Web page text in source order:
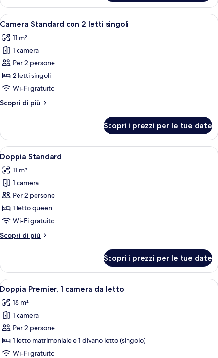
Double
Room
Apri
tutte
le
foto
per
Camera
Standard
2
Camera d'albergo con due letti,
7
Camera Standard con 2 letti singoli
11 m²
1 camera
Per 2 persone
2 letti singoli
Wi-Fi gratuito
Scopri di più
Altri
Standard
con
2
letti
singoli
Scopri i prezzi per le tue date
Apri
tutte
le
foto
per
Doppia
Standard
Camera d'albergo con un letto
6
Doppia Standard
11 m²
1 camera
Per 2 persone
1 letto queen
Wi-Fi gratuito
Scopri di più
Altri
Standard
Scopri i prezzi per le tue date
Apri
tutte
le
foto
per
Doppia
Premier,
Camera d'albergo moderna con un
2
Doppia Premier, 1 camera da letto
18 m²
1 camera
Per 2 persone
1 letto matrimoniale e 1 divano letto (singolo)
Wi-Fi gratuito